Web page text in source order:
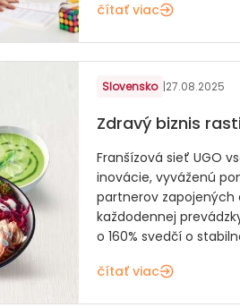
čítať viac
Slovensko |27.08.2025
Zdravý biznis
Franšízová sieť UGO
inovácie, vyváženú
partnerov zapojených
každodennej
o 160% svedčí o
čítať viac